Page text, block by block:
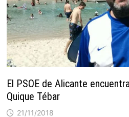
El PSOE de Alicante
Quique Tébar
21/11/2018